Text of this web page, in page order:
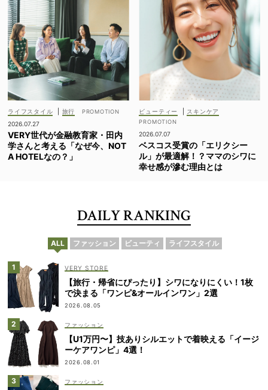
ライフスタイル
旅行
2026.07.27
VERY世代が金融教育家・田内
学さんと考える「なぜ今、NOT
A HOTELなの？」
ビューティー スキンケア
2026.07.07
ベスコス受賞の「エリクシー
ル」が最適解！？ママのシワに
幸せ感が滲む理由とは
DAILY RANKING
ALL ファッション ビューティ ライフスタイル
VERY STORE
【旅行・帰省にぴったり】シワになりにくい！1枚
で決まる「ワンピ&オールインワン」2選
2026.08.05
ファッション
【U1万円〜】技ありシルエットで着映える「イージ
ーケアワンピ」4選！
2026.08.01
ファッション